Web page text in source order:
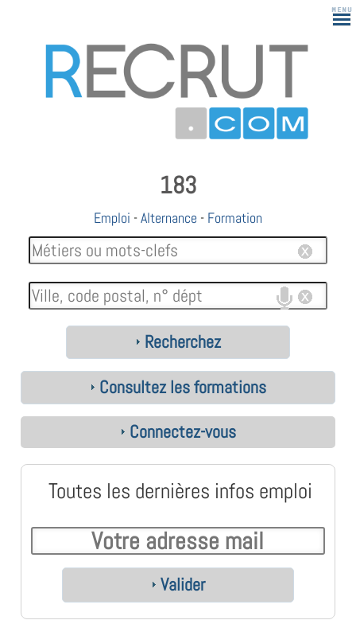
183
Emploi -Alternance - Formation
Recherchez
Consultez les formations
Connectez-vous
Toutes les dernières infos emploi
Valider